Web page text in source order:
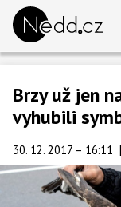
Brzy už jen
vyhubili
30. 12. 2017 – 16:11 |